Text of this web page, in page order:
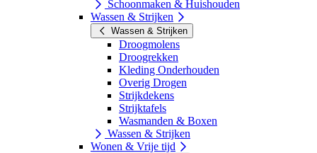
Schoonmaken & Huishouden
Wassen & Strijken
Wassen & Strijken
Droogmolens
Droogrekken
Kleding Onderhouden
Overig Drogen
Strijkdekens
Strijktafels
Wasmanden & Boxen
Wassen & Strijken
Wonen & Vrije tijd